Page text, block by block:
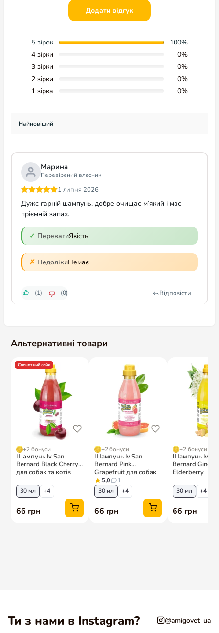
Крім того,що дуже важливо, аромати косметики не
завдадуть і найменшої шкоди чуйному нюху вашого
Додати відгук
5 зірок
100%
4 зірки
0%
3 зірки
0%
2 зірки
0%
1 зірка
0%
Марина
Перевірений власник
Оцінено в
5
з 5
1 липня 2026
Дужє гарній шампунь, добре очищає м’який і має
пріємній запах.
ПеревагиЯкість
НедолікиНемає
(1) (0) Відповісти
Альтернативні товари
Ти з нами в Instagram? @amigovet_ua